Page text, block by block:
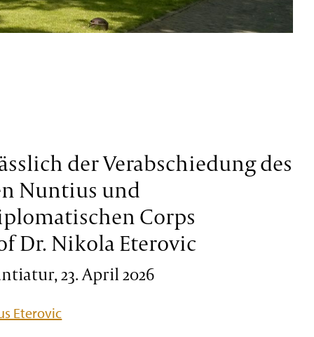
der Verabschiedung des
Nuntius und
Corps
Dr. Nikola Eterovic
23. April 2026
Eterovic